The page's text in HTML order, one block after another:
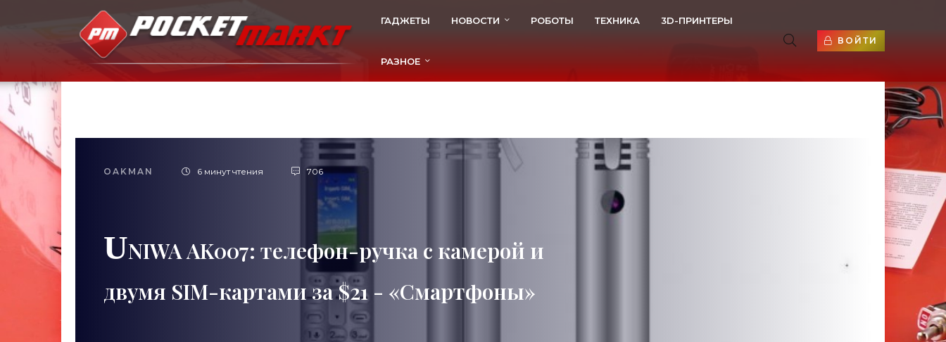
ГАДЖЕТЫ НОВОСТИ РОБОТЫ ТЕХНИКА 3D-ПРИНТЕРЫ
РАЗНОЕ
ВОЙТИ
OAKMAN 6 минут чтения 706
UNIWA AK007: телефон-ручка с камерой и
двумя SIM-картами за $21 - «Смартфоны»